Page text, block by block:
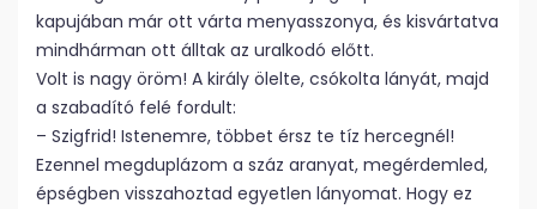
kapujában már ott várta menyasszonya, és kisvártatva
mindhárman ott álltak az uralkodó előtt.
Volt is nagy öröm! A király ölelte, csókolta lányát, majd
a szabadító felé fordult:
– Szigfrid! Istenemre, többet érsz te tíz hercegnél!
Ezennel megduplázom a száz aranyat, megérdemled,
épségben visszahoztad egyetlen lányomat. Hogy ez